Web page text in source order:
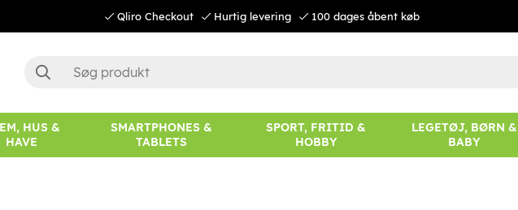
Qliro Checkout Hurtig levering 100 dages åbent køb
HUS &
HAVE
SMARTPHONES &
TABLETS
SPORT, FRITID &
HOBBY
LEGETØJ, BØRN &
BABY